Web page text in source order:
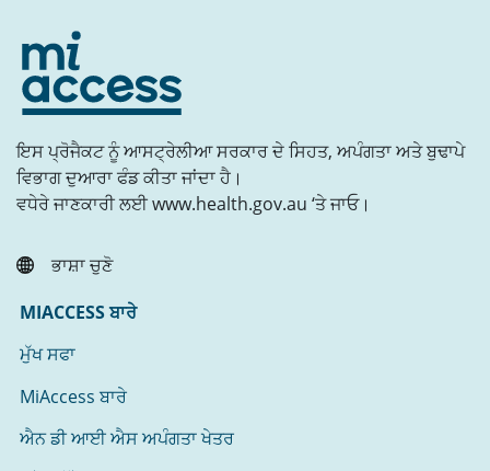
ਇਸ ਪ੍ਰੋਜੈਕਟ ਨੂੰ ਆਸਟ੍ਰੇਲੀਆ ਸਰਕਾਰ ਦੇ ਸਿਹਤ, ਅਪੰਗਤਾ ਅਤੇ ਬੁਢਾਪੇ
ਵਿਭਾਗ ਦੁਆਰਾ ਫੰਡ ਕੀਤਾ ਜਾਂਦਾ ਹੈ।
ਵਧੇਰੇ ਜਾਣਕਾਰੀ ਲਈ www.health.gov.au ‘ਤੇ ਜਾਓ।
ਭਾਸ਼ਾ ਚੁਣੋ
MIACCESS ਬਾਰੇ
ਮੁੱਖ ਸਫਾ
MiAccess ਬਾਰੇ
ਐਨ ਡੀ ਆਈ ਐਸ ਅਪੰਗਤਾ ਖੇਤਰ